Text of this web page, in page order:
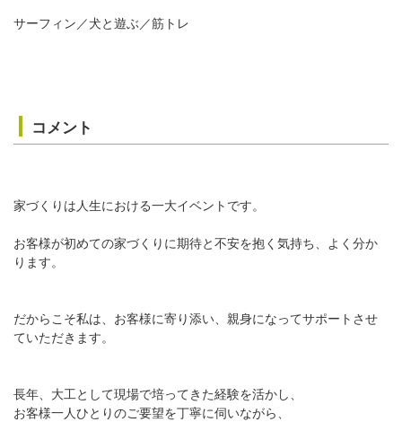
サーフィン／犬と遊ぶ／筋トレ
コメント
家づくりは人生における一大イベントです。
お客様が初めての家づくりに期待と不安を抱く気持ち、よく分か
ります。
だからこそ私は、お客様に寄り添い、親身になってサポートさせ
ていただきます。
長年、大工として現場で培ってきた経験を活かし、
お客様一人ひとりのご要望を丁寧に伺いながら、